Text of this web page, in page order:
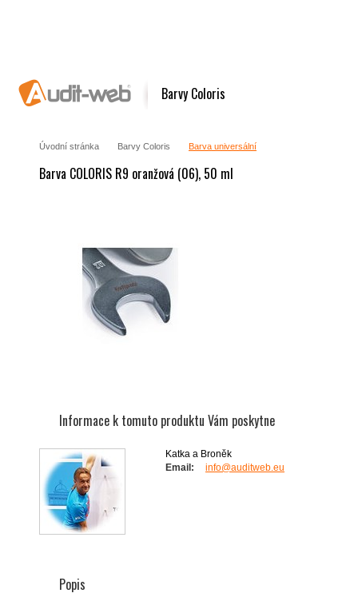
Barvy Coloris
Úvodní stránka Barvy Coloris Barva universální
Barva COLORIS R9 oranžová (06), 50 ml
Informace k tomuto produktu Vám poskytne
Katka a Broněk
info@auditweb.eu
Email:
Popis